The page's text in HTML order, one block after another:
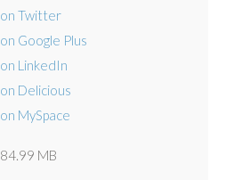
84.99 MB